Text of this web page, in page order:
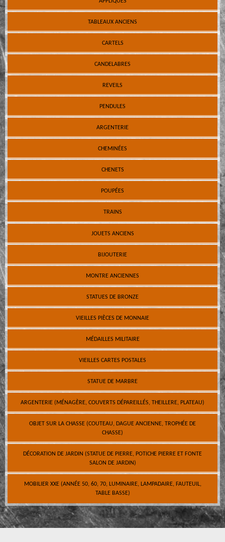
TABLEAUX ANCIENS
CARTELS
CANDELABRES
REVEILS
PENDULES
ARGENTERIE
CHEMINÉES
CHENETS
POUPÉES
TRAINS
JOUETS ANCIENS
BIJOUTERIE
MONTRE ANCIENNES
STATUES DE BRONZE
VIEILLES PIÈCES DE MONNAIE
MÉDAILLES MILITAIRE
VIEILLES CARTES POSTALES
STATUE DE MARBRE
ARGENTERIE (MÉNAGÈRE, COUVERTS DÉPAREILLÉS, THEILLERE, PLATEAU)
OBJET SUR LA CHASSE (COUTEAU, DAGUE ANCIENNE, TROPHÉE DE
CHASSE)
DÉCORATION DE JARDIN (STATUE DE PIERRE, POTICHE PIERRE ET FONTE
SALON DE JARDIN)
MOBILIER XXE (ANNÉE 50, 60, 70, LUMINAIRE, LAMPADAIRE, FAUTEUIL,
TABLE BASSE)